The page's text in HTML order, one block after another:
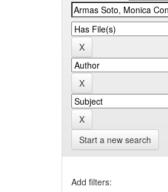
Start a new search
Add filters: